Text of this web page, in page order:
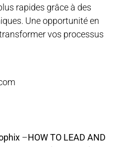
rapides grâce à des
Une opportunité en
vos processus
–HOW TO LEAD AND